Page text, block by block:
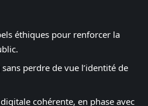
éthiques pour renforcer la
perdre de vue l’identité de
cohérente, en phase avec